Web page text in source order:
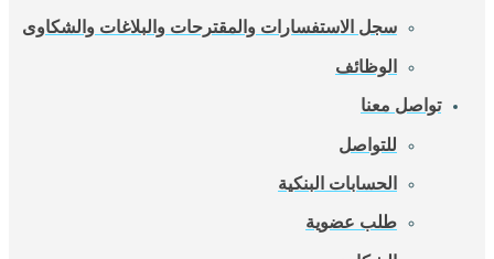
سجل الاستفسارات والمقترحات والبلاغات والشكاوى
الوظائف
تواصل معنا
للتواصل
الحسابات البنكية
طلب عضوية